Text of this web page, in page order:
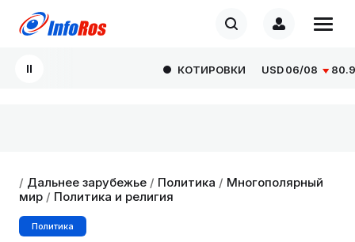
КОТИРОВКИ USD06/08
/ Дальнее зарубежье / Политика / Многополярный
мир / Политика и религия
Политика